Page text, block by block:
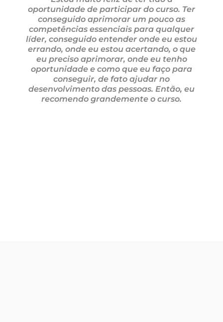
oportunidade de participar do curso. Ter
conseguido aprimorar um pouco as
competências essenciais para qualquer
líder, conseguido entender onde eu estou
errando, onde eu estou acertando, o que
eu preciso aprimorar, onde eu tenho
oportunidade e como que eu faço para
conseguir, de fato ajudar no
desenvolvimento das pessoas. Então, eu
recomendo grandemente o curso.